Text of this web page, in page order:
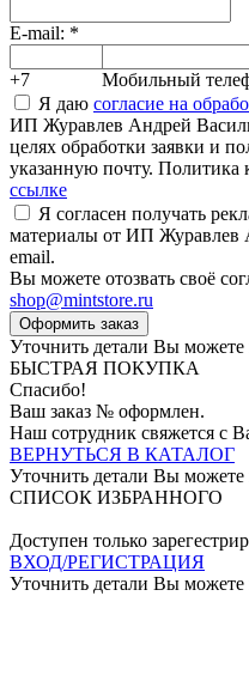
E-mail: *
+7 Мобильный
Я даю согласие на
ИП Журавлев Андрей
целях обработки заявки и
указанную почту.
ссылке
Я согласен получать
материалы от ИП Журавлев
email.
Вы можете отозвать своё
shop@mintstore.ru
Оформить заказ
Уточнить детали Вы можете
БЫСТРАЯ ПОКУПКА
Спасибо!
Ваш заказ № оформлен.
Наш сотрудник свяжется с
ВЕРНУТЬСЯ В КАТАЛОГ
Уточнить детали Вы можете
СПИСОК ИЗБРАННОГО
Доступен только
ВХОД/РЕГИСТРАЦИЯ
Уточнить детали Вы можете